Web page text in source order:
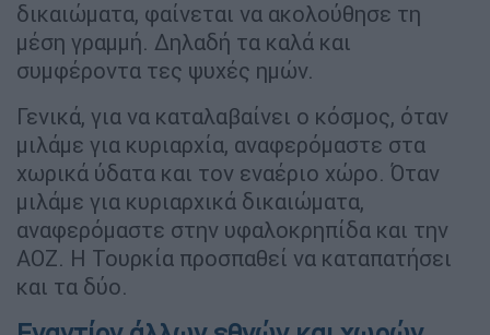
δικαιώματα, φαίνεται να ακολούθησε τη
μέση γραμμή. Δηλαδή τα καλά και
συμφέροντα τες ψυχές ημών.
Γενικά, για να καταλαβαίνει ο κόσμος, όταν
μιλάμε για κυριαρχία, αναφερόμαστε στα
χωρικά ύδατα και τον εναέριο χώρο. Όταν
μιλάμε για κυριαρχικά δικαιώματα,
αναφερόμαστε στην υφαλοκρηπίδα και την
ΑΟΖ. Η Τουρκία προσπαθεί να καταπατήσει
και τα δύο.